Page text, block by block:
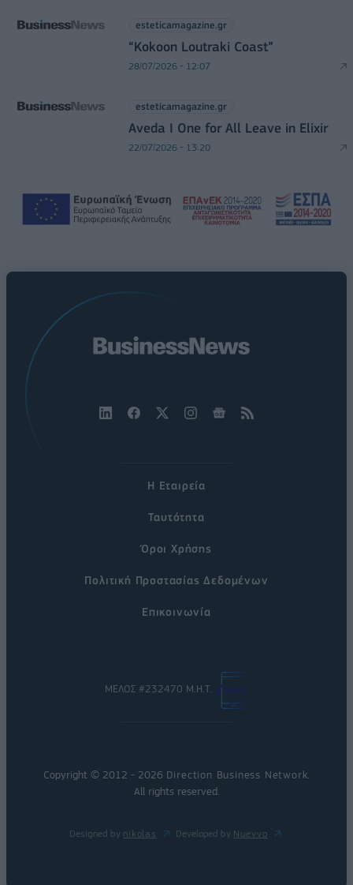
esteticamagazine.gr
“Kokoon Loutraki Coast”
28/07/2026 - 12:07
esteticamagazine.gr
Aveda I One for All Leave in Elixir
22/07/2026 - 13:20
Η Εταιρεία
Ταυτότητα
Όροι Χρήσης
Πολιτική Προστασίας Δεδομένων
Επικοινωνία
ΜΕΛΟΣ #232470 Μ.Η.Τ.
Copyright © 2012 - 2026 Direction Business Network
All rights reserved.
Designed by nikolas Developed by Nuevvo